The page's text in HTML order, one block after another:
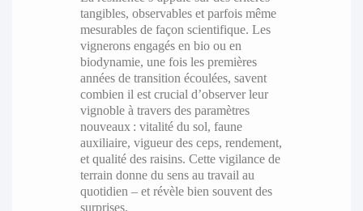
tangibles, observables et parfois même
mesurables de façon scientifique. Les
vignerons engagés en bio ou en
biodynamie, une fois les premières
années de transition écoulées, savent
combien il est crucial d’observer leur
vignoble à travers des paramètres
nouveaux : vitalité du sol, faune
auxiliaire, vigueur des ceps, rendement,
et qualité des raisins. Cette vigilance de
terrain donne du sens au travail au
quotidien – et révèle bien souvent des
surprises.